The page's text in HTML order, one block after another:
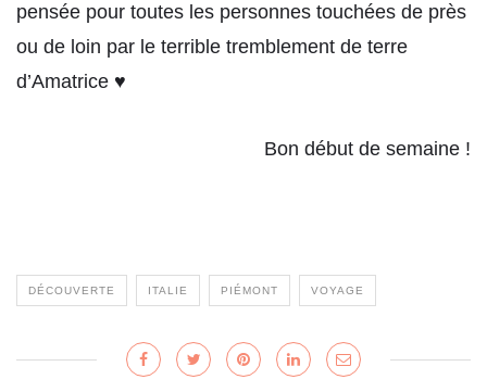
pensée pour toutes les personnes touchées de près
ou de loin par le terrible tremblement de terre
d’Amatrice ♥
Bon début de semaine !
DÉCOUVERTE ITALIE PIÉMONT VOYAGE